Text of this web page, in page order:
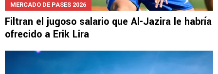
MERCADO DE PASES 2026
Filtran el jugoso salario que Al-Jazira le habría
ofrecido a Erik Lira